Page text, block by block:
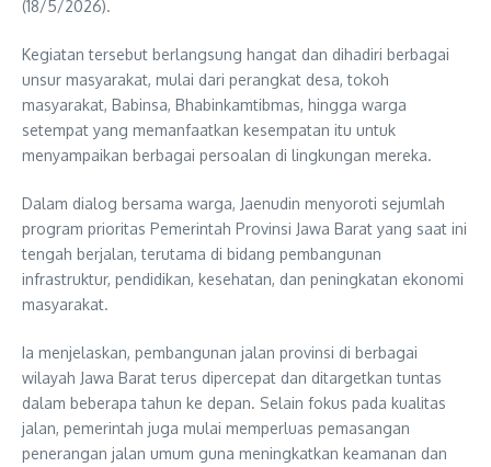
(18/5/2026).
Kegiatan tersebut berlangsung hangat dan dihadiri berbagai
unsur masyarakat, mulai dari perangkat desa, tokoh
masyarakat, Babinsa, Bhabinkamtibmas, hingga warga
setempat yang memanfaatkan kesempatan itu untuk
menyampaikan berbagai persoalan di lingkungan mereka.
Dalam dialog bersama warga, Jaenudin menyoroti sejumlah
program prioritas Pemerintah Provinsi Jawa Barat yang saat ini
tengah berjalan, terutama di bidang pembangunan
infrastruktur, pendidikan, kesehatan, dan peningkatan ekonomi
masyarakat.
Ia menjelaskan, pembangunan jalan provinsi di berbagai
wilayah Jawa Barat terus dipercepat dan ditargetkan tuntas
dalam beberapa tahun ke depan. Selain fokus pada kualitas
jalan, pemerintah juga mulai memperluas pemasangan
penerangan jalan umum guna meningkatkan keamanan dan